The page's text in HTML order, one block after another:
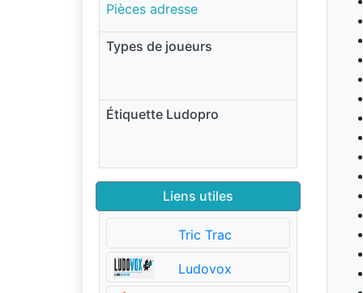
Pièces adresse
Types de joueurs
Étiquette Ludopro
Liens utiles
Tric Trac
Ludovox